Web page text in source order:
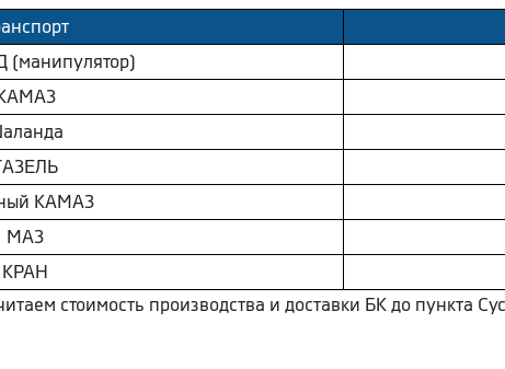
(манипулятор)
КAМAЗ
МAЗ
КРАН
стоимость производства и доставки БК до пункта